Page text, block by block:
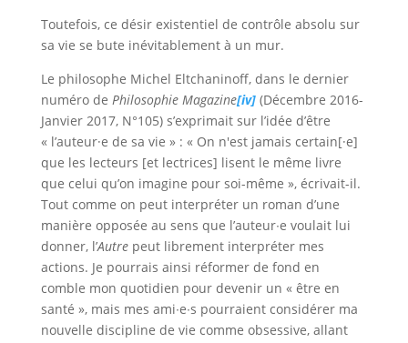
Toutefois, ce désir existentiel de contrôle absolu sur
sa vie se bute inévitablement à un mur.
Le philosophe Michel Eltchaninoff, dans le dernier
numéro de Philosophie Magazine[iv](Décembre 2016-
Janvier 2017, N°105) s’exprimait sur l’idée d’être
« l’auteur·e de sa vie » : « On n'est jamais certain[·e]
que les lecteurs [et lectrices] lisent le même livre
que celui qu’on imagine pour soi-même », écrivait-il.
Tout comme on peut interpréter un roman d’une
manière opposée au sens que l’auteur∙e voulait lui
donner, l’Autre peut librement interpréter mes
actions. Je pourrais ainsi réformer de fond en
comble mon quotidien pour devenir un « être en
santé », mais mes ami∙e∙s pourraient considérer ma
nouvelle discipline de vie comme obsessive, allant